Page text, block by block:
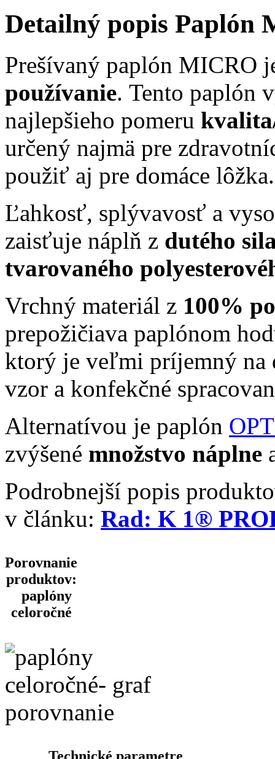
Detailný popis Paplón
Prešívaný paplón MICRO
používanie. Tento paplón
najlepšieho pomeru
určený najmä pre
použiť aj pre domáce lôžka.
Ľahkosť, splývavosť a
zaisťuje náplň z dutého
tvarovaného
Vrchný materiál z 100%
prepožičiava paplónom
ktorý je veľmi príjemný na
vzor a konfekčné
Alternatívou je paplón
zvýšené množstvo náplne
Podrobnejší popis
v článku: Rad: K 1®
Porovnanie
produktov:
paplóny
celoročné